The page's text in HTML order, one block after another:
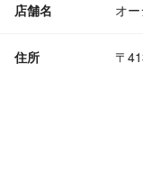
店舗名 オ
住所 〒